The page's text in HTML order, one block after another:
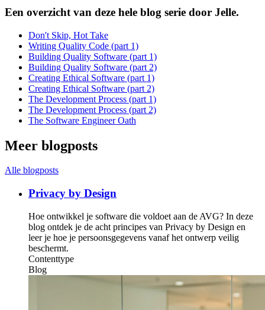
Een overzicht van deze hele blog serie door Jelle.
Don't Skip, Hot Take
Writing Quality Code (part 1)
Building Quality Software (part 1)
Building Quality Software (part 2)
Creating Ethical Software (part 1)
Creating Ethical Software (part 2)
The Development Process (part 1)
The Development Process (part 2)
The Software Engineer Oath
Meer blogposts
Alle blogposts
Privacy by Design
Hoe ontwikkel je software die voldoet aan de AVG? In deze
blog ontdek je de acht principes van Privacy by Design en
leer je hoe je persoonsgegevens vanaf het ontwerp veilig
beschermt.
Contenttype
Blog